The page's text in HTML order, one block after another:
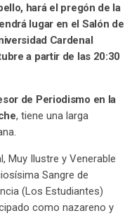
hará el pregón de la
lugar en el Salón de
Cardenal
a partir de las 20:30
de Periodismo en la
, tiene una larga
Muy Ilustre y Venerable
Sangre de
(Los Estudiantes)
como nazareno y